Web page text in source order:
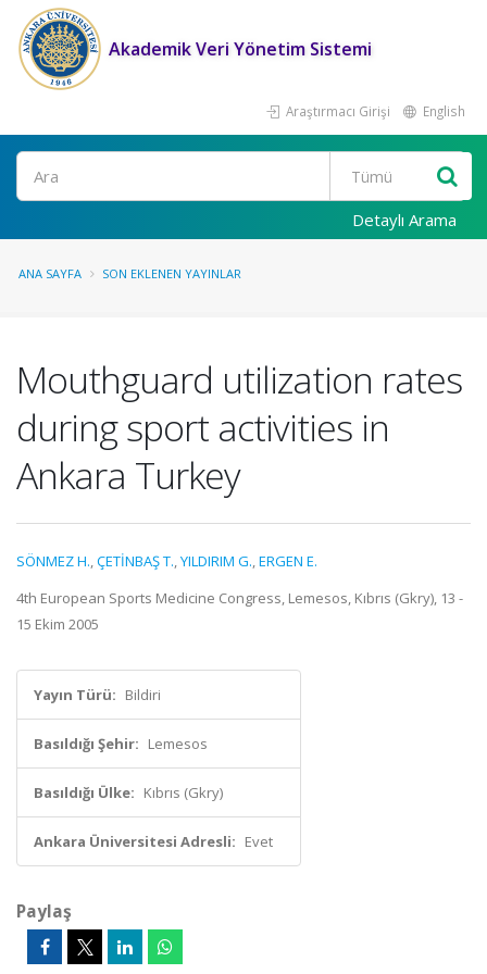
Akademik Veri Yönetim Sistemi
Araştırmacı Girişi English
Ara
Detaylı Arama
ANA SAYFA SON EKLENEN YAYINLAR
Mouthguard utilization rates
during sport activities in
Ankara Turkey
SÖNMEZ H.,ÇETİNBAŞ T.,YILDIRIM G.,ERGEN E.
4th European Sports Medicine Congress, Lemesos, Kıbrıs (Gkry), 13 -
15 Ekim 2005
Yayın Türü: Bildiri
Basıldığı Şehir: Lemesos
Basıldığı Ülke: Kıbrıs (Gkry)
Ankara Üniversitesi Adresli: Evet
Paylaş